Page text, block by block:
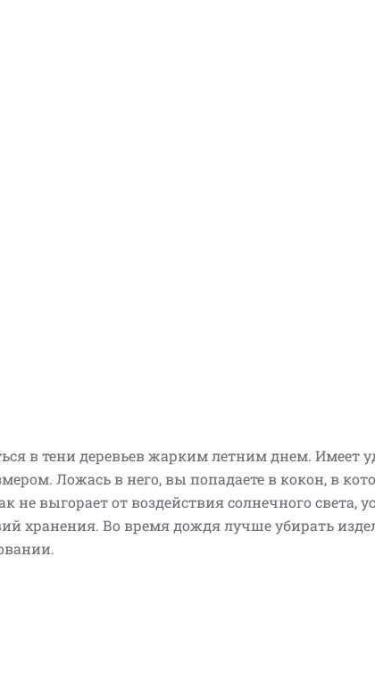
в тени деревьев жарким летним днем. Имеет
Ложась в него, вы попадаете в кокон, в
выгорает от воздействия солнечного света,
хранения. Во время дождя лучше убирать